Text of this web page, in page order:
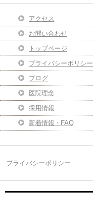
アクセス
お問い合わせ
トップページ
プライバシーポリシー
ブログ
医院理念
採用情報
新着情報・FAQ
プライバシーポリシー